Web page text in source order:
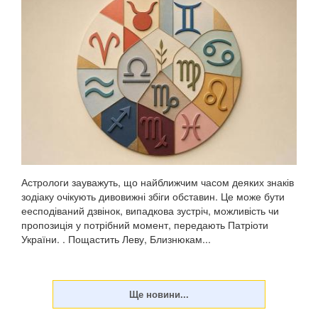
Астрологи зауважуть, що найближчим часом деяких знаків
зодіаку очікують дивовижні збіги обставин. Це може бути
еесподіваний дзвінок, випадкова зустріч, можливість чи
пропозиція у потрібний момент, передають Патріоти
України. . Пощастить Леву, Близнюкам...